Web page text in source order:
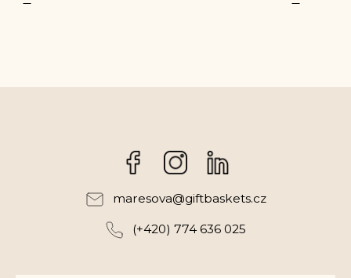
FacebookInstagram
maresova@giftbaskets.cz
(+420) 774 636 025